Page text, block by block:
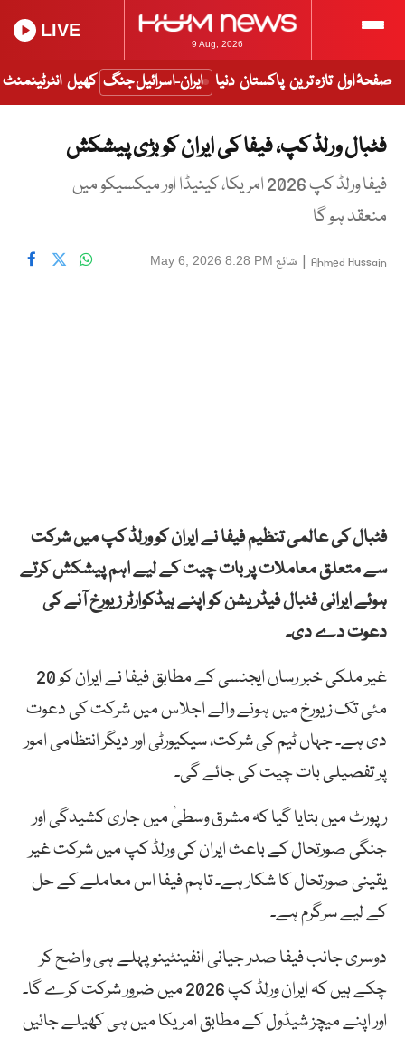
9 Aug, 2026
LIVE
صفحۂ اول تازہ ترین پاکستان دنیا ایران-اسرائیل جنگ کھیل انٹرٹینمنٹ
فٹبال ورلڈ کپ، فیفا کی ایران کو بڑی پیشکش
فیفا ورلڈ کپ 2026 امریکا، کینیڈا اور میکسیکو میں
منعقد ہو گا
Ahmed Hussain
| شائع May 6, 2026 8:28 PM
فٹبال کی عالمی تنظیم فیفا نے ایران کو ورلڈ کپ میں شرکت
سے متعلق معاملات پر بات چیت کے لیے اہم پیشکش کرتے
ہوئے ایرانی فٹبال فیڈریشن کو اپنے ہیڈکوارٹر زیورخ آنے کی
دعوت دے دی۔
غیر ملکی خبر رساں ایجنسی کے مطابق فیفا نے ایران کو 20
مئی تک زیورخ میں ہونے والے اجلاس میں شرکت کی دعوت
دی ہے۔ جہاں ٹیم کی شرکت، سیکیورٹی اور دیگر انتظامی امور
پر تفصیلی بات چیت کی جائے گی۔
رپورٹ میں بتایا گیا کہ مشرق وسطیٰ میں جاری کشیدگی اور
جنگی صورتحال کے باعث ایران کی ورلڈ کپ میں شرکت غیر
یقینی صورتحال کا شکار ہے۔ تاہم فیفا اس معاملے کے حل
کے لیے سرگرم ہے۔
دوسری جانب فیفا صدر جیانی انفینٹینو پہلے ہی واضح کر
چکے ہیں کہ ایران ورلڈ کپ 2026 میں ضرور شرکت کرے گا۔
اور اپنے میچز شیڈول کے مطابق امریکا میں ہی کھیلے جائیں